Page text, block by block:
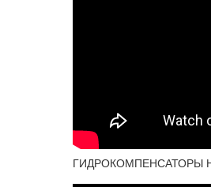
ГИДРОКОМПЕНСАТОРЫ